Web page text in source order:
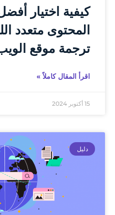
كيفية اختيار
المحتوى متعدد
ترجمة موقع
اقرأ المقال كاملاً »
15 أكتوبر 2024
دليل